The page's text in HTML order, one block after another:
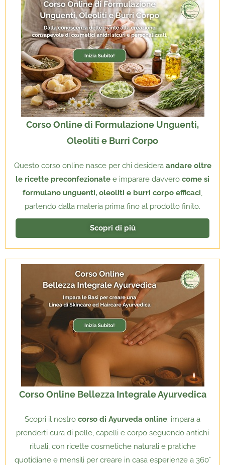
Corso Online di Formulazione Unguenti,
Oleoliti e Burri Corpo
Questo corso online nasce per chi desidera andare oltre
le ricette preconfezionate e imparare davvero come si
formulano unguenti, oleoliti e burri corpo efficaci,
partendo dalla materia prima fino al prodotto finito.
Scopri di più
Corso Online Bellezza Integrale Ayurvedica
Scopri il nostro corso di Ayurveda online: impara a
prenderti cura di pelle, capelli e corpo seguendo antichi
rituali, con ricette cosmetiche naturali e pratiche
quotidiane e mensili per creare in casa esperienze a 360°